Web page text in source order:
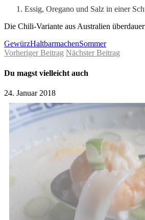
Essig, Oregano und Salz in einer
Die Chili-Variante aus Australien
GewürzHaltbarmachenSommer
Vorheriger Beitrag Nächster Beitrag
Du magst vielleicht auch
24. Januar 2018